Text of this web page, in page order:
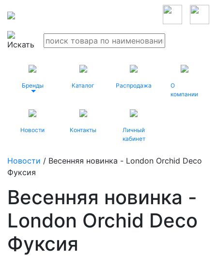
Бренды Каталог Распродажа
О
компании
Новости Контакты
Личный
кабинет
Новости / Весенняя новинка - London Orchid Deco
Фуксия
Весенняя новинка -
London Orchid Deco
Фуксия